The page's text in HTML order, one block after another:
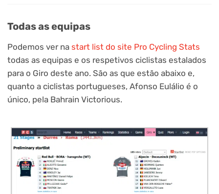
Todas as equipas
Podemos ver na start list do site Pro Cycling Stats
todas as equipas e os respetivos ciclistas estalados
para o Giro deste ano. São as que estão abaixo e,
quanto a ciclistas portugueses, Afonso Eulálio é o
único, pela Bahrain Victorious.